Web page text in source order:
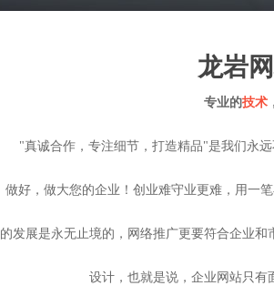
龙岩
专业的技术
"真诚合作，专注细节，打造精品"是我们永远
做好，做大您的企业！创业难守业更难，用一
的发展是永无止境的，网络推广更要符合企业
设计，也就是说，企业网站只有